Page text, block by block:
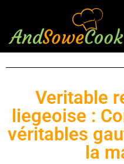
Veritable
liegeoise :
véritables
la